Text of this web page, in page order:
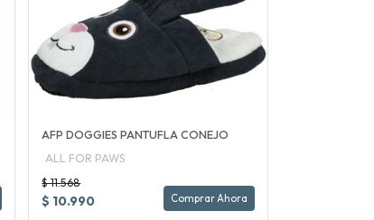
AFP DOGGIES PANTUFLA CONEJO
ALL FOR PAWS
$ 11.568
$ 10.990 Comprar Ahora